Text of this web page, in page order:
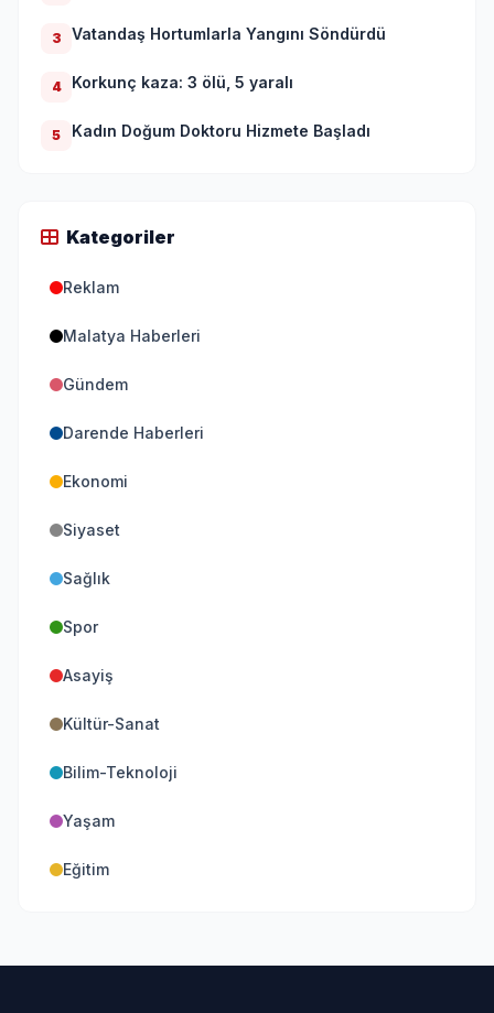
3 Vatandaş Hortumlarla Yangını Söndürdü
4 Korkunç kaza: 3 ölü, 5 yaralı
5 Kadın Doğum Doktoru Hizmete Başladı
Kategoriler
Reklam
Malatya Haberleri
Gündem
Darende Haberleri
Ekonomi
Siyaset
Sağlık
Spor
Asayiş
Kültür-Sanat
Bilim-Teknoloji
Yaşam
Eğitim